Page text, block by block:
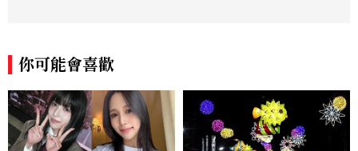
你可能會喜歡